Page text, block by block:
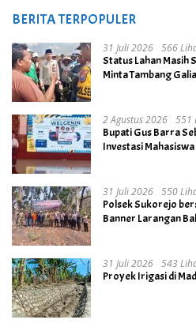
BERITA TERPOPULER
31 Juli 2026 566
Status Lahan Masih
Minta Tambang
2 Agustus 2026 551
Bupati Gus Barra
Investasi
31 Juli 2026 550
Polsek Sukorejo
Banner Larangan
31 Juli 2026 543
Proyek Irigasi di